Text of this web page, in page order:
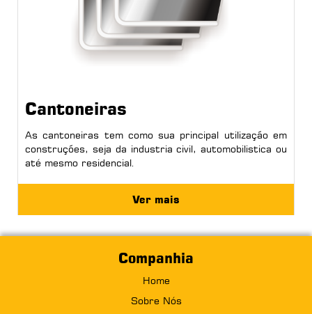
Cantoneiras
As cantoneiras tem como sua principal utilização em
construções, seja da industria civil, automobilistica ou
até mesmo residencial.
Ver mais
Companhia
Home
Sobre Nós